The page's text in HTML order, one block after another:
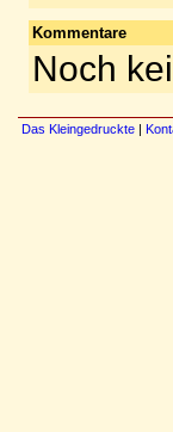
Kommentare
Noch
Das Kleingedruckte |